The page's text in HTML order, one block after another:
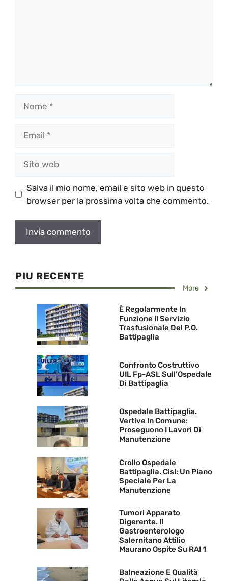
web
Salva il mio nome, email e sito web in questo
browser per la prossima volta che commento.
PIU RECENTE
More
È Regolarmente In
Funzione Il Servizio
Trasfusionale Del P.O.
Battipaglia
Confronto Costruttivo
UIL Fp-ASL Sull’Ospedale
Di Battipaglia
Ospedale Battipaglia.
Vertive In Comune:
Proseguono I Lavori Di
Manutenzione
Crollo Ospedale
Battipaglia. Cisl: Un Piano
Speciale Per La
Manutenzione
Tumori Apparato
Digerente. Il
Gastroenterologo
Salernitano Attilio
Maurano Ospite Su RAI 1
Balneazione E Qualità